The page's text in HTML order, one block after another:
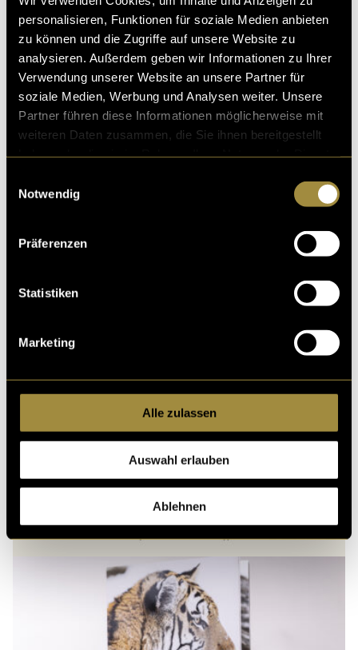
personalisieren, Funktionen für soziale Medien anbieten
zu können und die Zugriffe auf unsere Website zu
analysieren. Außerdem geben wir Informationen zu Ihrer
Verwendung unserer Website an unsere Partner für
soziale Medien, Werbung und Analysen weiter. Unsere
Partner führen diese Informationen möglicherweise mit
weiteren Daten zusammen, die Sie ihnen bereitgestellt
Notwendig
Präferenzen
Statistiken
Marketing
Alle zulassen
Auswahl erlauben
Ablehnen
Kritik
Ähnliche Artikel